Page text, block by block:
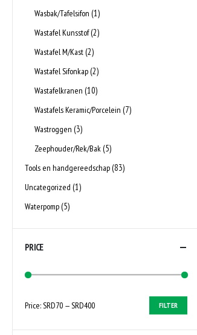
Wasbak/Tafelsifon (1)
Wastafel Kunsstof(2)
Wastafel M/Kast(2)
Wastafel Sifonkap(2)
Wastafelkranen (10)
Wastafels Keramic/Porcelein (7)
Wastroggen (3)
Zeephouder/Rek/Bak(5)
Tools en handgereedschap(83)
Uncategorized (1)
Waterpomp(5)
PRICE
FILTER
Price:SRD70 —SRD400